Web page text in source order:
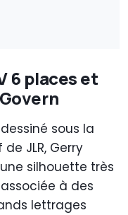
6 places et
sous la
JLR, Gerry
silhouette très
à des
lettrages